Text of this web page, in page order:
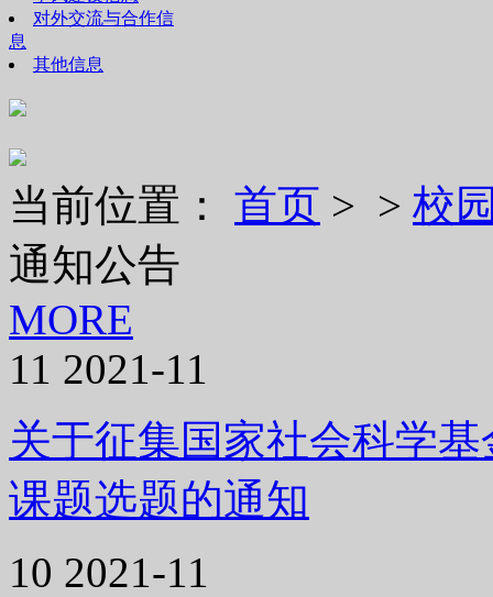
对外交流与合作信
息
其他信息
当前位置： 首页 > > 校
通知公告
MORE
11 2021-11
关于征集国家社会科学
课题选题的通知
10 2021-11